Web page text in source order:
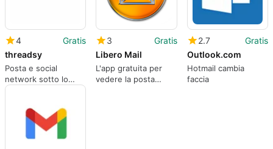
4
Gratis
threadsy
Posta e social
network sotto lo
stesso tetto
3
Gratis
Libero Mail
L'app gratuita per
vedere la posta
2.7
Gratis
Outlook.com
Hotmail cambia
faccia